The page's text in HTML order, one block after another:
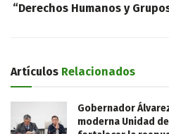
“Derechos Humanos y
Artículos Relacionados
Gobernador
moderna Unidad